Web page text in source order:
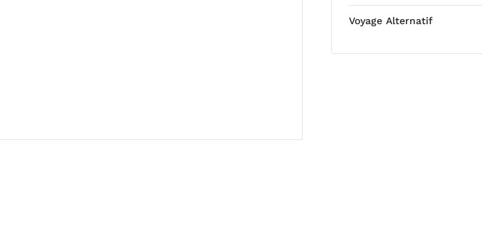
Voyage Alternatif